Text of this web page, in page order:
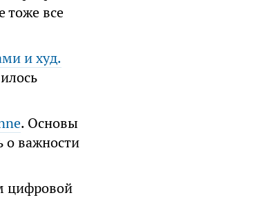
тоже все
и худ.
. Основы
о важности
цифровой